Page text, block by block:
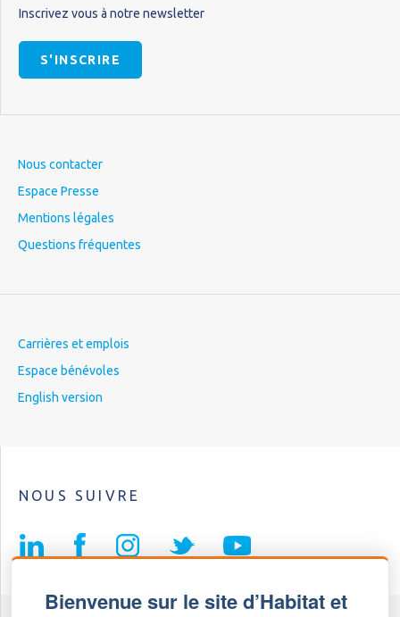
Bienvenue sur le site d’Habitat et
Inscrivez vous à notre newsletter
S'INSCRIRE
Nous contacter
Espace Presse
Mentions légales
Questions fréquentes
Carrières et emplois
Espace bénévoles
English version
NOUS SUIVRE